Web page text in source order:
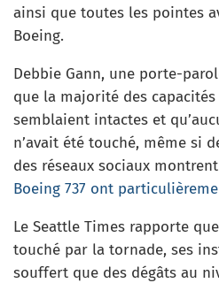
ainsi que toutes les pointes
Boeing.
Debbie Gann, une porte-
que la majorité des
semblaient intactes et
n’avait été touché, même si
des réseaux sociaux
Boeing 737 ont
Le Seattle Times rapporte
touché par la tornade, ses
souffert que des dégâts au